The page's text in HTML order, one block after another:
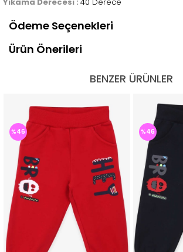
Yıkama Derecesi : 40 Derece
Ödeme Seçenekleri
Ürün Önerileri
BENZER ÜRÜNLER
%46 %46